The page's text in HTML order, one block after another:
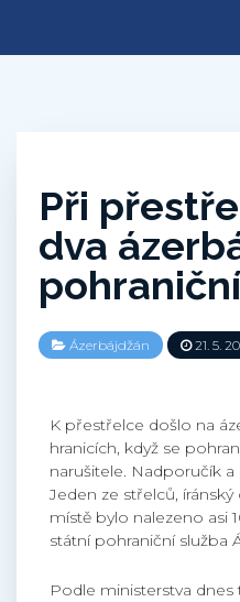
Při
dva
Ázerbájdžán 21. 5.
K přestřelce došlo na
hranicích, když se
narušitele. Nadporučík
Jeden ze střelců,
místě bylo nalezeno asi
státní pohraniční služba
Podle ministerstva dnes